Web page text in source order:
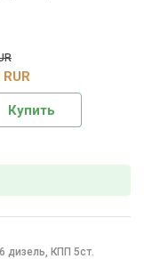
Купить
дизель, КПП 5ст.